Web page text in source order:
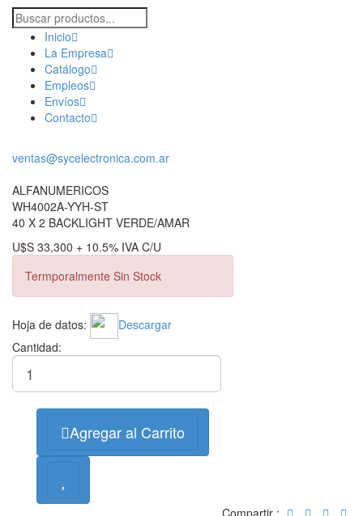
Inicio
La Empresa
Catálogo
Empleos
Envíos
Contacto
ventas@sycelectronica.com.ar
ALFANUMERICOS
WH4002A-YYH-ST
40 X 2 BACKLIGHT VERDE/AMAR
U$S 33,300 + 10.5% IVA C/U
Termporalmente Sin Stock
Hoja de datos:
Descargar
Cantidad:
Agregar al Carrito
Compartir :